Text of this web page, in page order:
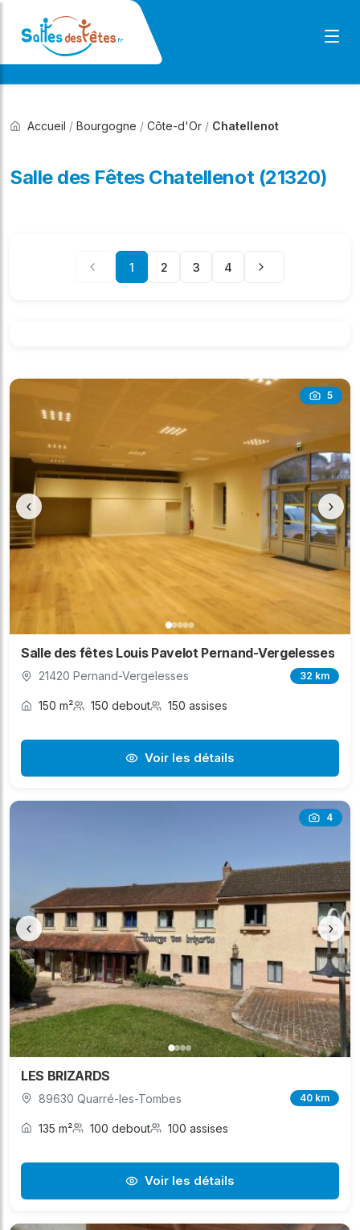
Accueil / Bourgogne / Côte-d'Or / Chatellenot
Salle des Fêtes Chatellenot (21320)
1 2 3 4
5
‹ ›
Salle des fêtes Louis Pavelot Pernand-Vergelesses
21420 Pernand-Vergelesses 32 km
150 m² 150 debout 150 assises
Voir les détails
4
‹ ›
LES BRIZARDS
89630 Quarré-les-Tombes 40 km
135 m² 100 debout 100 assises
Voir les détails